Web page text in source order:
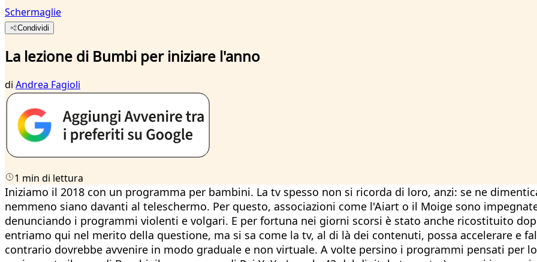
Schermaglie
Condividi
La lezione di Bumbi per iniziare l'anno
di Andrea Fagioli
1 min di lettura
Iniziamo il 2018 con un programma per bambini. La tv spesso non si ricorda di loro, anzi: se ne
nemmeno siano davanti al teleschermo. Per questo, associazioni come l'Aiart o il Moige sono
denunciando i programmi violenti e volgari. E per fortuna nei giorni scorsi è stato anche ricostituito
entriamo qui nel merito della questione, ma si sa come la tv, al di là dei contenuti, possa accelerare e
contrario dovrebbe avvenire in modo graduale e non virtuale. A volte persino i programmi pensati per